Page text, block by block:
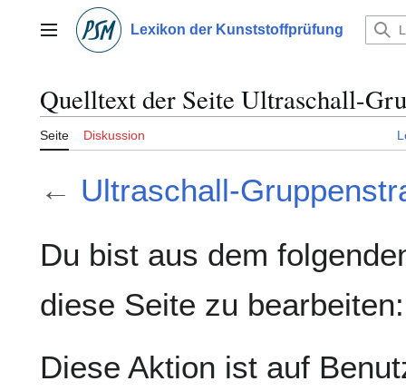
springenHauptmenü Lexikon der Kunststoffprüfung
Quelltext der Seite Ultraschall-
Seite Diskussion
← Ultraschall-
Du bist aus dem
diese Seite zu bearbeiten:
Diese Aktion ist auf